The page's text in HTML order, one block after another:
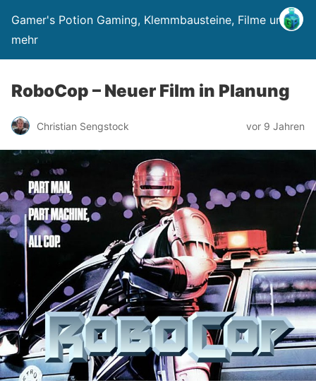
Gamer's Potion Gaming, Klemmbausteine, Filme und
mehr
RoboCop – Neuer Film in Planung
Christian Sengstock vor 9 Jahren